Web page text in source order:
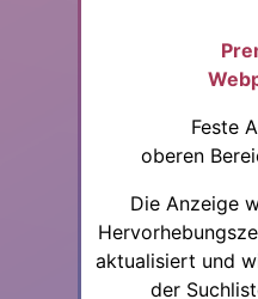
Feste
oberen
Die Anzeige
aktualisiert und
der